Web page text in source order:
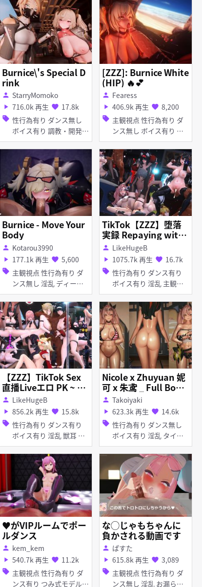
Burnice\'s Special D
rink
person StarryMomoko
play_arrow 716.0k 再生 favorite 17.8k
sell 性行為有り ダンス無し
ボイス有り 調教・開発
百合・レズ 淫乱 ケモ ふ
たなり オナホ 目隠し ア
ヘ顔 お漏らし・潮吹き
拘束 手コキ 母乳・噴乳
[ZZZ]: Burnice White
(HIP) 🔥💕
person Fearess
play_arrow 406.9k 再生 favorite 8,200
sell 主観視点 性行為有り ダ
ンス無し ボイス有り 淫
乱 アヘ顔 お漏らし・潮
吹き 手コキ フェラ 乱交
Burnice - Move Your
Body
person Kotarou3990
play_arrow 177.1k 再生 favorite 5,600
sell 主観視点 性行為有り ダ
ンス無し 淫乱 ディープ
スロート フェラ
TikTok【ZZZ】堕落
実録 Repaying with
the body squirting
Collection 肉償い潮
吹 Nicole ZhuYuan El
len
person LikeHugeB
play_arrow 1075.7k 再生 favorite 16.7k
sell 性行為有り ダンス有り
ボイス有り 淫乱 主観視
点 しっぽ マイクロ水着
アヘ顔 イラマチオ フェ
ラ 乱交 妊娠・ボテ腹 バ
イブ・ローター アナル責
め
【ZZZ】TikTok Sex
直播Liveエロ PK ~ 全
員發情！生放送Every
one in Heat! 極致の
ギャップ—新艾利都肉
穴盛宴 New Eridu Liv
e Feast Evelyn Astra
Yao Hoshimi Miyabi
Tsukishiro Yanagi‌ B
urnice Nicole
person LikeHugeB
play_arrow 856.2k 再生 favorite 15.8k
sell 性行為有り ダンス有り
ボイス有り 淫乱 獣耳 デ
ィープスロート フェラ
乱交
Nicole x Zhuyuan 妮
可 x 朱鸢 _ Full Bodie
d
person Takoiyaki
play_arrow 623.3k 再生 favorite 14.6k
sell 性行為有り ダンス無し
ボイス有り 淫乱 タイ
ツ・ストッキング アヘ顔
種付けプレス 手コキ フ
ェラ 乱交
♥がVIPルームでポー
ルダンス
person kem_kem
play_arrow 540.7k 再生 favorite 11.2k
sell 主観視点 性行為有り ダ
ンス有り つみ式モデル
な◯じゃもちゃんに
負かされる動画です
person ぱすた
play_arrow 615.8k 再生 favorite 3,089
sell 主観視点 性行為有り ダ
ンス無し 淫乱 お漏ら